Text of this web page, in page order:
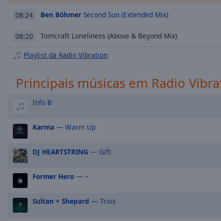
descriptions
off,
selected
Subtitles
subtitles
settings
subtitles
settings
dialog
subtitles
off
selected
Audio
Track
08:24 Ben Böhmer Second Sun (Extended Mix)
08:20 Tomcraft Loneliness (Above & Beyond Mix)
Playlist da Radio Vibration
Principais músicas em Radio
Info B
Karma — Warm Up
DJ HEARTSTRING — Gift
Former Hero — ~
Sultan + Shepard — Trois